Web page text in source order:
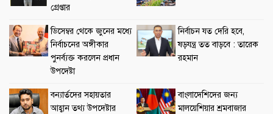
গ্রেপ্তার
ডিসেম্বর থেকে জুনের মধ্যে
নির্বাচনের অঙ্গীকার
পুনর্ব্যক্ত করলেন প্রধান
উপদেষ্টা
নির্বাচন যত দেরি হবে,
ষড়যন্ত্র তত বাড়বে : তারেক
রহমান
বন্যার্তদের সহায়তার
আহ্বান তথ্য উপদেষ্টার
বাংলাদেশিদের জন্য
মালয়েশিয়ার শ্রমবাজার